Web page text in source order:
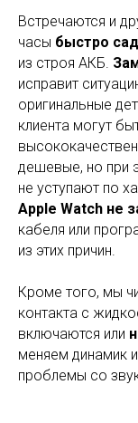
Встречаются и
часы быстро
из строя АКБ.
исправит
оригинальные
клиента могут
дешевые, но при
не уступают по
Apple Watch не
кабеля или
из этих причин.
Кроме того, мы
контакта с
включаются или
меняем динамик
проблемы со